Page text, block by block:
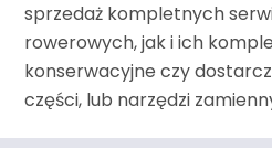
sprzedaż kompletnych
rowerowych, jak i ich
konserwacyjne czy
części, lub narzędzi